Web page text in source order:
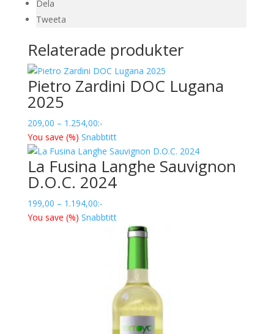
Dela
Tweeta
Relaterade produkter
Pietro Zardini DOC Lugana
2025
209,00 – 1.254,00Prisintervall:
209,00
till
1.254,00
:-
You save (%) Snabbtitt
La Fusina Langhe Sauvignon
D.O.C. 2024
199,00 – 1.194,00Prisintervall:
199,00
1.194,00
:-
You save (%) Snabbtitt